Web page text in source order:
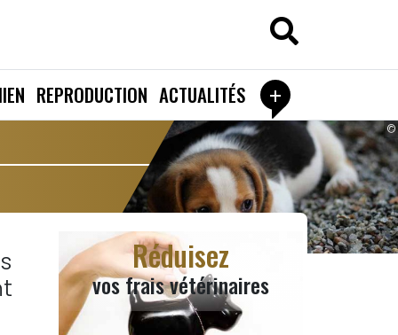
REPRODUCTION ACTUALITÉS +
©
Réduisez
vos frais vétérinaires